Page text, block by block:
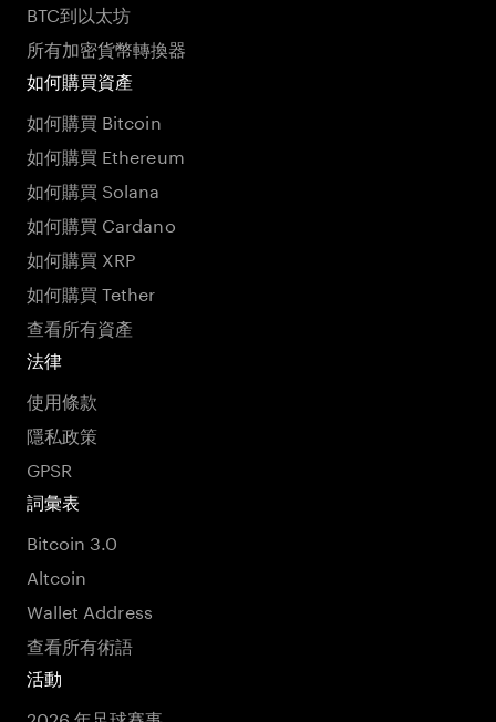
BTC到以太坊
所有加密貨幣轉換器
如何購買資產
如何購買 Bitcoin
如何購買 Ethereum
如何購買 Solana
如何購買 Cardano
如何購買 XRP
如何購買 Tether
查看所有資產
法律
使用條款
隱私政策
GPSR
詞彙表
Bitcoin 3.0
Altcoin
Wallet Address
查看所有術語
活動